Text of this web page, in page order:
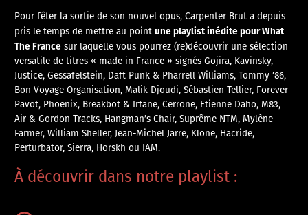
Pour fêter la sortie de son nouvel opus, Carpenter Brut a depuis
pris le temps de mettre au pointune playlist inédite pour What
The France sur laquelle vous pourrez (re)découvrir une sélection
versatile de titres « made in France » signés Gojira, Kavinsky,
Justice, Gessafelstein, Daft Punk & Pharrell Williams, Tommy ’86,
Bon Voyage Organisation, Malik Djoudi, Sébastien Tellier, Forever
Pavot, Phoenix, Breakbot & Irfane, Cerrone, Etienne Daho, M83,
Air & Gordon Tracks, Hangman’s Chair, Suprême NTM, Mylène
Farmer, William Sheller, Jean-Michel Jarre, Klone, Hacride,
Perturbator, Sierra, Horskh ou IAM.
À découvrir dans notre playlist :